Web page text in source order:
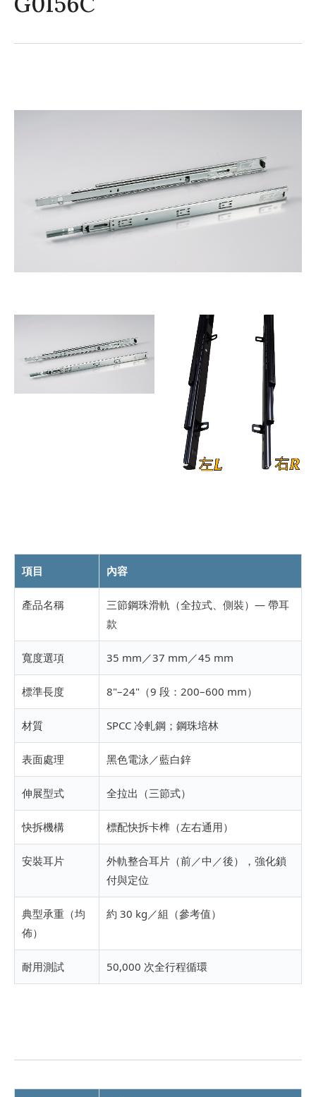
項目 內容
產品名稱
三節鋼珠滑軌（全拉式、側裝）— 帶耳
款
寬度選項 35 mm／37 mm／45 mm
標準長度 8"–24"（9 段：200–600 mm）
材質 SPCC 冷軋鋼；鋼珠培林
表面處理 黑色電泳／藍白鋅
伸展型式 全拉出（三節式）
快拆機構 標配快拆卡榫（左右通用）
安裝耳片
外軌整合耳片（前／中／後），強化鎖
付與定位
典型承重（均
佈）
約 30 kg／組（參考值）
耐用測試 50,000 次全行程循環